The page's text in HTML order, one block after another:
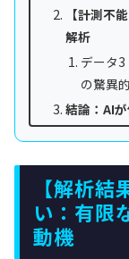
【計測不
解析
データ3
の驚異
結論：AI
【解析
い：有限
動機